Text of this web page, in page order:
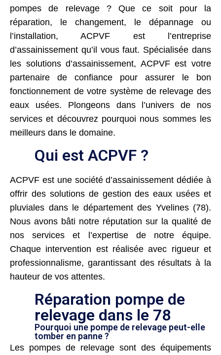
pompes de relevage ? Que ce soit pour la
réparation, le changement, le dépannage ou
l’installation, ACPVF est l’entreprise
d’assainissement qu’il vous faut. Spécialisée dans
les solutions d’assainissement, ACPVF est votre
partenaire de confiance pour assurer le bon
fonctionnement de votre système de relevage des
eaux usées. Plongeons dans l’univers de nos
services et découvrez pourquoi nous sommes les
meilleurs dans le domaine.
Qui est ACPVF ?
ACPVF est une société d’assainissement dédiée à
offrir des solutions de gestion des eaux usées et
pluviales dans le département des Yvelines (78).
Nous avons bâti notre réputation sur la qualité de
nos services et l’expertise de notre équipe.
Chaque intervention est réalisée avec rigueur et
professionnalisme, garantissant des résultats à la
hauteur de vos attentes.
Réparation pompe de
relevage dans le 78
Pourquoi une pompe de relevage peut-elle
tomber en panne ?
Les pompes de relevage sont des équipements